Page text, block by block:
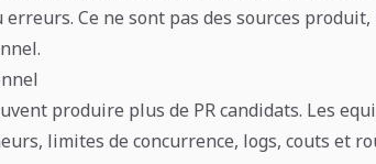
erreurs. Ce ne sont pas des sources
produire plus de PR candidats. Les
limites de concurrence, logs, couts et